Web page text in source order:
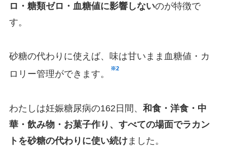
ロ・糖類ゼロ・血糖値に影響しないのが特徴で
す。
砂糖の代わりに使えば、味は甘いまま血糖値・カ
ロリー管理ができます。
※2
わたしは妊娠糖尿病の162日間、 和食・洋食・中
華・飲み物・お菓子作り、すべての場面でラカン
トを砂糖の代わりに使い続けました。